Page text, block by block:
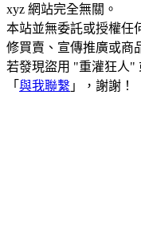
xyz 網站完全無關。
本站並無委託或授權任
修買賣、宣傳推廣或商
若發現盜用 "重灌狂人"
「 與我聯繫 」，謝謝！